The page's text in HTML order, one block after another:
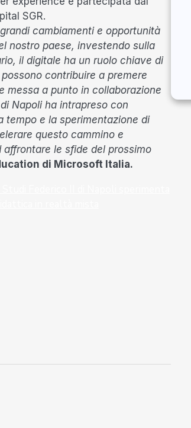
SGR.
cambiamenti e opportunità
nostro paese, investendo sulla
il digitale ha un ruolo chiave di
contribuire a premere
messa a punto in collaborazione
Napoli ha intrapreso con
tempo e la sperimentazione di
questo cammino e
le sfide del prossimo
di Microsoft Italia.